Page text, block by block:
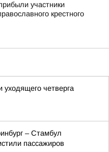
участники
крестного
уходящего четверга
– Стамбул
пассажиров